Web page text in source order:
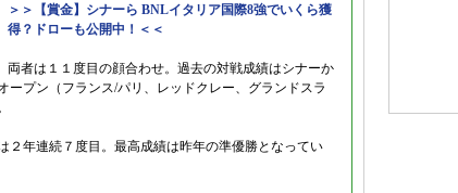
＞＞【賞金】シナーら BNLイタリア国際8強でいくら獲
得？ドローも公開中！＜＜
両者は１１度目の顔合わせ。過去の対戦成績はシナーか
プン（フランス/パリ、レッドクレー、グランドスラ
２年連続７度目。最高成績は昨年の準優勝となってい